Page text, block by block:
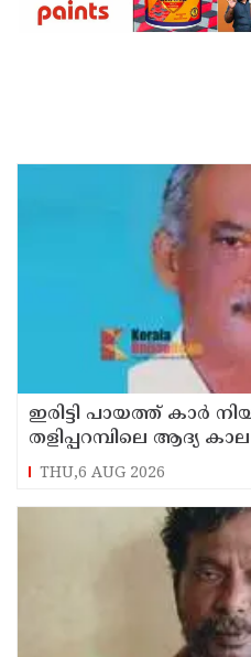
ഇരിട്ടി പായത്ത് കാർ
തളിപ്പറമ്പിലെ ആദ്യ
മരിച്ചു
THU,6 AUG 2026